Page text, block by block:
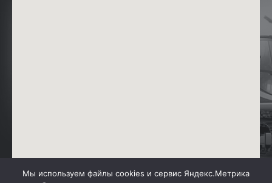
Мы используем файлы cookies и сервис Яндекс.Метрика